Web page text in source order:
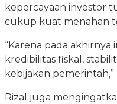
kepercayaan investor
cukup kuat menahan
“Karena pada
kredibilitas fiskal,
kebijakan pemerintah,”
Rizal juga